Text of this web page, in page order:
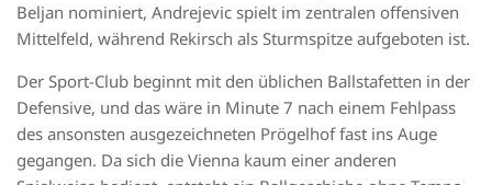
Beljan nominiert, Andrejevic spielt im zentralen offensiven
Mittelfeld, während Rekirsch als Sturmspitze aufgeboten ist.
Der Sport-Club beginnt mit den üblichen Ballstafetten in der
Defensive, und das wäre in Minute 7 nach einem Fehlpass
des ansonsten ausgezeichneten Prögelhof fast ins Auge
gegangen. Da sich die Vienna kaum einer anderen